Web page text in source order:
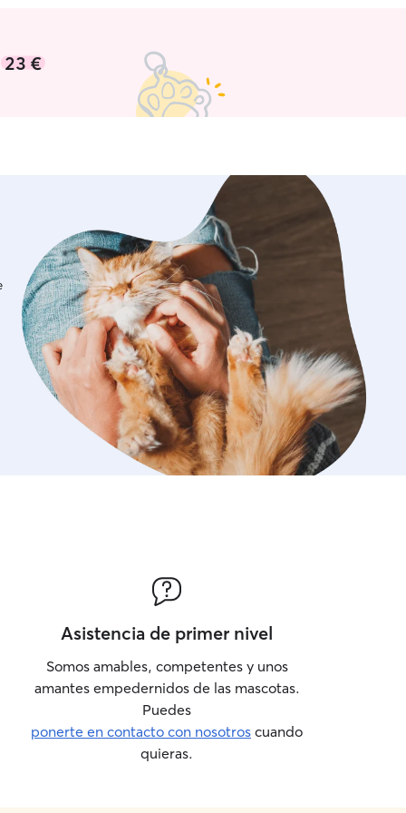
23 €
Asistencia de primer nivel
Somos amables, competentes y unos
amantes empedernidos de las mascotas.
Puedes
ponerte en contacto con nosotros cuando
quieras.